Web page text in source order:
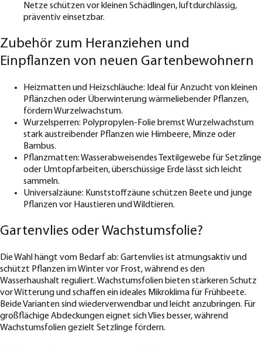
Netze schützen vor kleinen Schädlingen, luftdurchlässig,
präventiv einsetzbar.
Zubehör zum Heranziehen und
Einpflanzen von neuen Gartenbewohnern
Heizmatten und Heizschläuche: Ideal für Anzucht von kleinen
Pflänzchen oder Überwinterung wärmeliebender Pflanzen,
fördern Wurzelwachstum.
Wurzelsperren: Polypropylen-Folie bremst Wurzelwachstum
stark austreibender Pflanzen wie Himbeere, Minze oder
Bambus.
Pflanzmatten: Wasserabweisendes Textilgewebe für Setzlinge
oder Umtopfarbeiten, überschüssige Erde lässt sich leicht
sammeln.
Universalzäune: Kunststoffzäune schützen Beete und junge
Pflanzen vor Haustieren und Wildtieren.
Gartenvlies oder Wachstumsfolie?
Die Wahl hängt vom Bedarf ab: Gartenvlies ist atmungsaktiv und
schützt Pflanzen im Winter vor Frost, während es den
Wasserhaushalt reguliert. Wachstumsfolien bieten stärkeren Schutz
vor Witterung und schaffen ein ideales Mikroklima für Frühbeete.
Beide Varianten sind wiederverwendbar und leicht anzubringen. Für
großflächige Abdeckungen eignet sich Vlies besser, während
Wachstumsfolien gezielt Setzlinge fördern.